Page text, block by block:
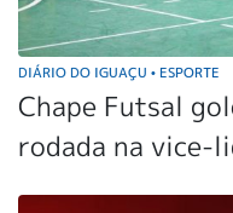
DIÁRIO DO IGUAÇU • ESPORTE
Chape Futsal
rodada na vice-